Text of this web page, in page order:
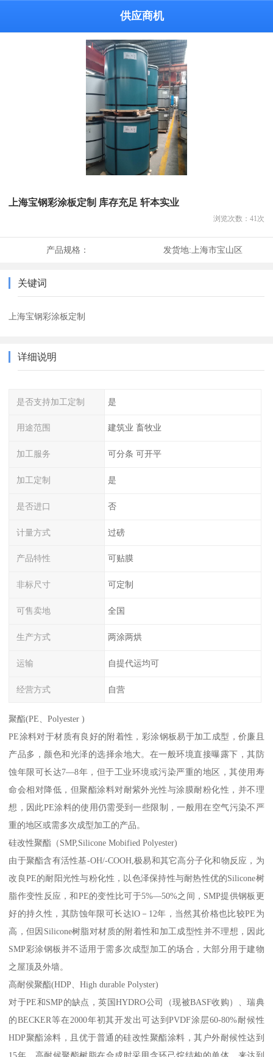
供应商机
上海宝钢彩涂板定制 库存充足 轩本实业
浏览次数： 41 次
产品规格： 发货地:上海市宝山区
关键词
上海宝钢彩涂板定制
详细说明
是否支持加工定制 是
用途范围 建筑业 畜牧业
加工服务 可分条 可开平
加工定制 是
是否进口 否
计量方式 过磅
产品特性 可贴膜
非标尺寸 可定制
可售卖地 全国
生产方式 两涂两烘
运输 自提代运均可
经营方式 自营
聚酯(PE、Polyester )
PE涂料对于材质有良好的附着性，彩涂钢板易于加工成型，价廉且
产品多，颜色和光泽的选择余地大。在一般环境直接曝露下，其防
蚀年限可长达7—8年，但于工业环境或污染严重的地区，其使用寿
命会相对降低，但聚酯涂料对耐紫外光性与涂膜耐粉化性，并不理
想，因此PE涂料的使用仍需受到一些限制，一般用在空气污染不严
重的地区或需多次成型加工的产品。
硅改性聚酯（SMP,Silicone Mobified Polyester)
由于聚酯含有活性基-OH/-COOH,极易和其它高分子化和物反应，为
改良PE的耐阳光性与粉化性，以色泽保持性与耐热性优的Silicone树
脂作变性反应，和PE的变性比可于5%—50%之间，SMP提供钢板更
好的持久性，其防蚀年限可长达lO－12年，当然其价格也比较PE为
高，但因Silicone树脂对材质的附着性和加工成型性并不理想，因此
SMP彩涂钢板并不适用于需多次成型加工的场合，大部分用于建物
之屋顶及外墙。
高耐侯聚酯(HDP、High durable Polyster)
对于PE和SMP的缺点，英国HYDRO公司（现被BASF收购）、瑞典
的BECKER等在2000年初其开发出可达到PVDF涂层60-80%耐候性
HDP聚酯涂料，且优于普通的硅改性聚酯涂料，其户外耐候性达到